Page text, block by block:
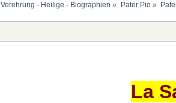
Verehrung - Heilige - Biographien » Pater Pio»
La